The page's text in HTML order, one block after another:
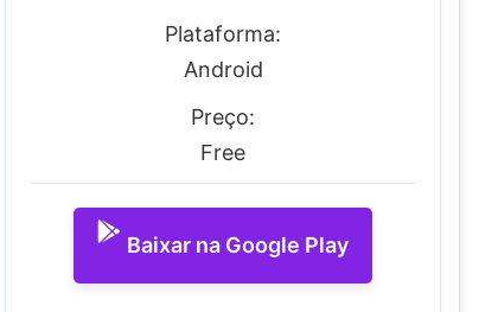
Plataforma:
Android
Preço:
Free
Baixar na Google Play